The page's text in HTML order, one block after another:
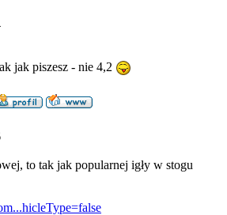
jak piszesz - nie 4,2
to tak jak popularnej igły w stogu